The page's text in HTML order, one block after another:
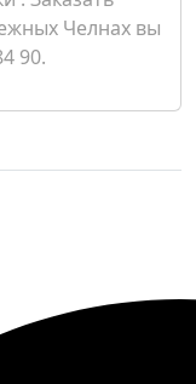
Челнах вы
90.